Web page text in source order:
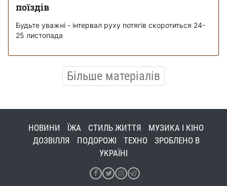
поїздів
Будьте уважні - інтервал руху потягів скоротиться 24-
25 листопада
Більше матеріалів
НОВИНИ ЇЖА СТИЛЬ ЖИТТЯ
МУЗИКА І КІНО
ДОЗВІЛЛЯ
ПОДОРОЖІ ТЕХНО
ЗРОБЛЕНО В
УКРАЇНІ